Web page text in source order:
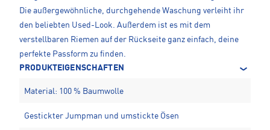
Die außergewöhnliche, durchgehende Waschung verleiht ihr
den beliebten Used-Look. Außerdem ist es mit dem
verstellbaren Riemen auf der Rückseite ganz einfach, deine
perfekte Passform zu finden.
PRODUKTEIGENSCHAFTEN
Material: 100 % Baumwolle
Gestickter Jumpman und umstickte Ösen